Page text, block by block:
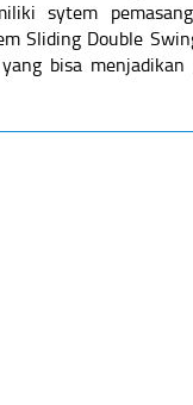
sytem
Sliding Double
bisa